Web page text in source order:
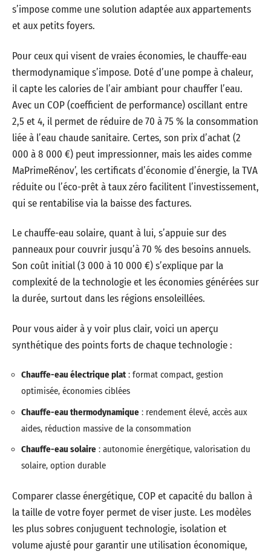
s’impose comme une solution adaptée aux appartements
et aux petits foyers.
Pour ceux qui visent de vraies économies, le chauffe-eau
thermodynamique s’impose. Doté d’une pompe à chaleur,
il capte les calories de l’air ambiant pour chauffer l’eau.
Avec un COP (coefficient de performance) oscillant entre
2,5 et 4, il permet de réduire de 70 à 75 % la consommation
liée à l’eau chaude sanitaire. Certes, son prix d’achat (2
000 à 8 000 €) peut impressionner, mais les aides comme
MaPrimeRénov’, les certificats d’économie d’énergie, la TVA
réduite ou l’éco-prêt à taux zéro facilitent l’investissement,
qui se rentabilise via la baisse des factures.
Le chauffe-eau solaire, quant à lui, s’appuie sur des
panneaux pour couvrir jusqu’à 70 % des besoins annuels.
Son coût initial (3 000 à 10 000 €) s’explique par la
complexité de la technologie et les économies générées sur
la durée, surtout dans les régions ensoleillées.
Pour vous aider à y voir plus clair, voici un aperçu
synthétique des points forts de chaque technologie :
Chauffe-eau électrique plat: format compact, gestion
optimisée, économies ciblées
Chauffe-eau thermodynamique : rendement élevé, accès aux
aides, réduction massive de la consommation
Chauffe-eau solaire : autonomie énergétique, valorisation du
solaire, option durable
Comparer classe énergétique, COP et capacité du ballon à
la taille de votre foyer permet de viser juste. Les modèles
les plus sobres conjuguent technologie, isolation et
volume ajusté pour garantir une utilisation économique,